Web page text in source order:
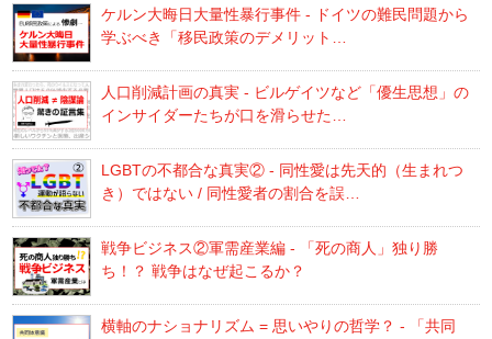
ケルン大晦日大量性暴行事件 - ドイツの難民問題から
学ぶべき「移民政策のデメリット…
人口削減計画の真実 - ビルゲイツなど「優生思想」の
インサイダーたちが口を滑らせた…
LGBTの不都合な真実② - 同性愛は先天的（生まれつ
き）ではない / 同性愛者の割合を誤…
戦争ビジネス②軍需産業編 - 「死の商人」独り勝
ち！？ 戦争はなぜ起こるか？
横軸のナショナリズム = 思いやりの哲学？ - 「共同